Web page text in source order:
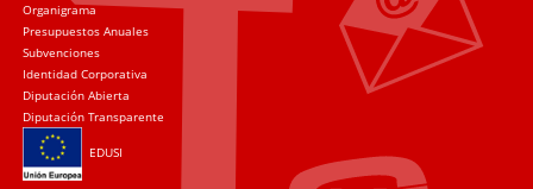
Organigrama
Presupuestos Anuales
Subvenciones
Identidad Corporativa
Diputación Abierta
Diputación Transparente
EDUSI